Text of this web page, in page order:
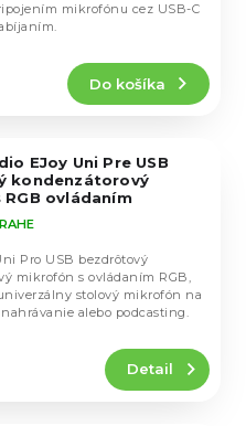
Do košíka
mikrofónu cez USB-C
EJoy Uni Pre USB
kondenzátorový
ovládaním
Detail
Pro USB bezdrôtový
mikrofón s ovládaním RGB,
stolový mikrofón na
alebo podcasting.